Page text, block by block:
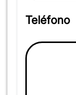
Teléfono